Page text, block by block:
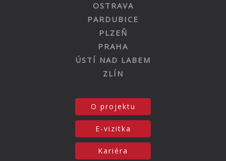
OSTRAVA
PARDUBICE
PLZEŇ
PRAHA
ÚSTÍ NAD LABEM
ZLÍN
O projektu
E-vizitka
Kariéra